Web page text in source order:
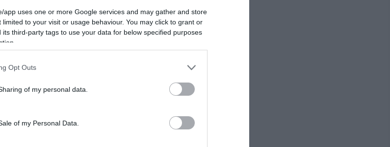
app uses one or more Google services and may gather and store
to your visit or usage behaviour. You may click to grant or
third-party tags to use your data for below specified purposes
Opt Outs
of my personal data.
of my Personal Data.
Vencil Sootheskin Gel 100ml
Καταπραϋντικό Τζελ
Διαθέσιμο
Vencil Healing Cream 100ml
Ειδική Κρέμα Αναδόμησης